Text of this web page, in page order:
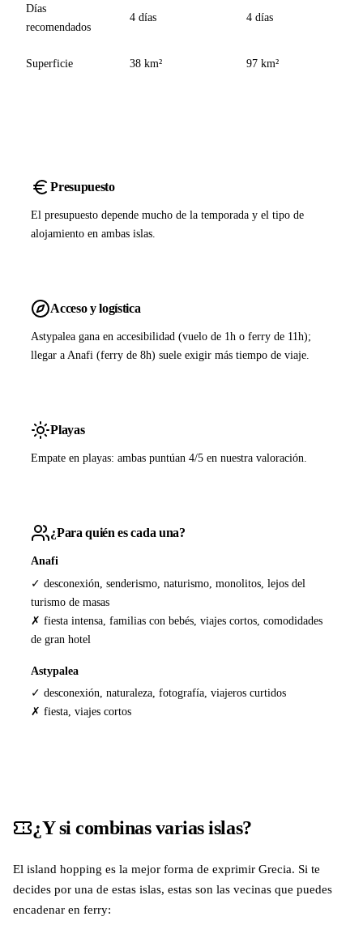
Días
recomendados
4 días 4 días
Superficie 38 km² 97 km²
Presupuesto
El presupuesto depende mucho de la temporada y el tipo de
alojamiento en ambas islas.
Acceso y logística
Astypalea gana en accesibilidad (vuelo de 1h o ferry de 11h);
llegar a Anafi (ferry de 8h) suele exigir más tiempo de viaje.
Playas
Empate en playas: ambas puntúan 4/5 en nuestra valoración.
¿Para quién es cada una?
Anafi
✓ desconexión, senderismo, naturismo, monolitos, lejos del
turismo de masas
✗ fiesta intensa, familias con bebés, viajes cortos, comodidades
de gran hotel
Astypalea
✓ desconexión, naturaleza, fotografía, viajeros curtidos
✗ fiesta, viajes cortos
¿Y si combinas varias islas?
El island hopping es la mejor forma de exprimir Grecia. Si te
decides por una de estas islas, estas son las vecinas que puedes
encadenar en ferry: